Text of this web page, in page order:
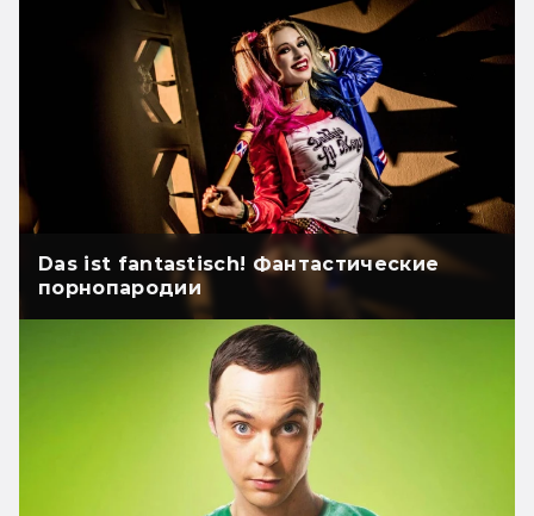
Das ist fantastisch! Фантастические
порнопародии